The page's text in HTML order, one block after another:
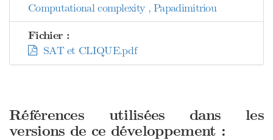
Computational complexity , Papadimitriou
Fichier :
SAT et CLIQUE.pdf
Références utilisées dans les
versions de ce développement :